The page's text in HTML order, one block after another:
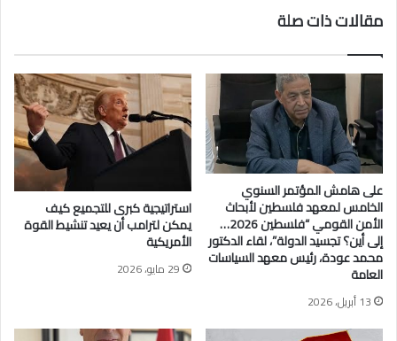
ة
ا
ل
م
ي
ح
ي
ي
ن
ر
و
ا
ي
ة
ت
ن
ه
ي
ا
ل
ض
ة
ا
ل
غ
ر
ب
ي
ة
:
ج
ذ
و
ر
مقالات ذات صلة
على هامش المؤتمر السنوي
الخامس لمعهد فلسطين لأبحاث
الأمن القومي “فلسطين 2026…
إلى أين؟ تجسيد الدولة”، لقاء الدكتور
محمد عودة، رئيس معهد السياسات
العامة
13 أبريل، 2026
استراتيجية كبرى للتجميع كيف
يمكن لترامب أن يعيد تنشيط القوة
الأمريكية
29 مايو، 2026